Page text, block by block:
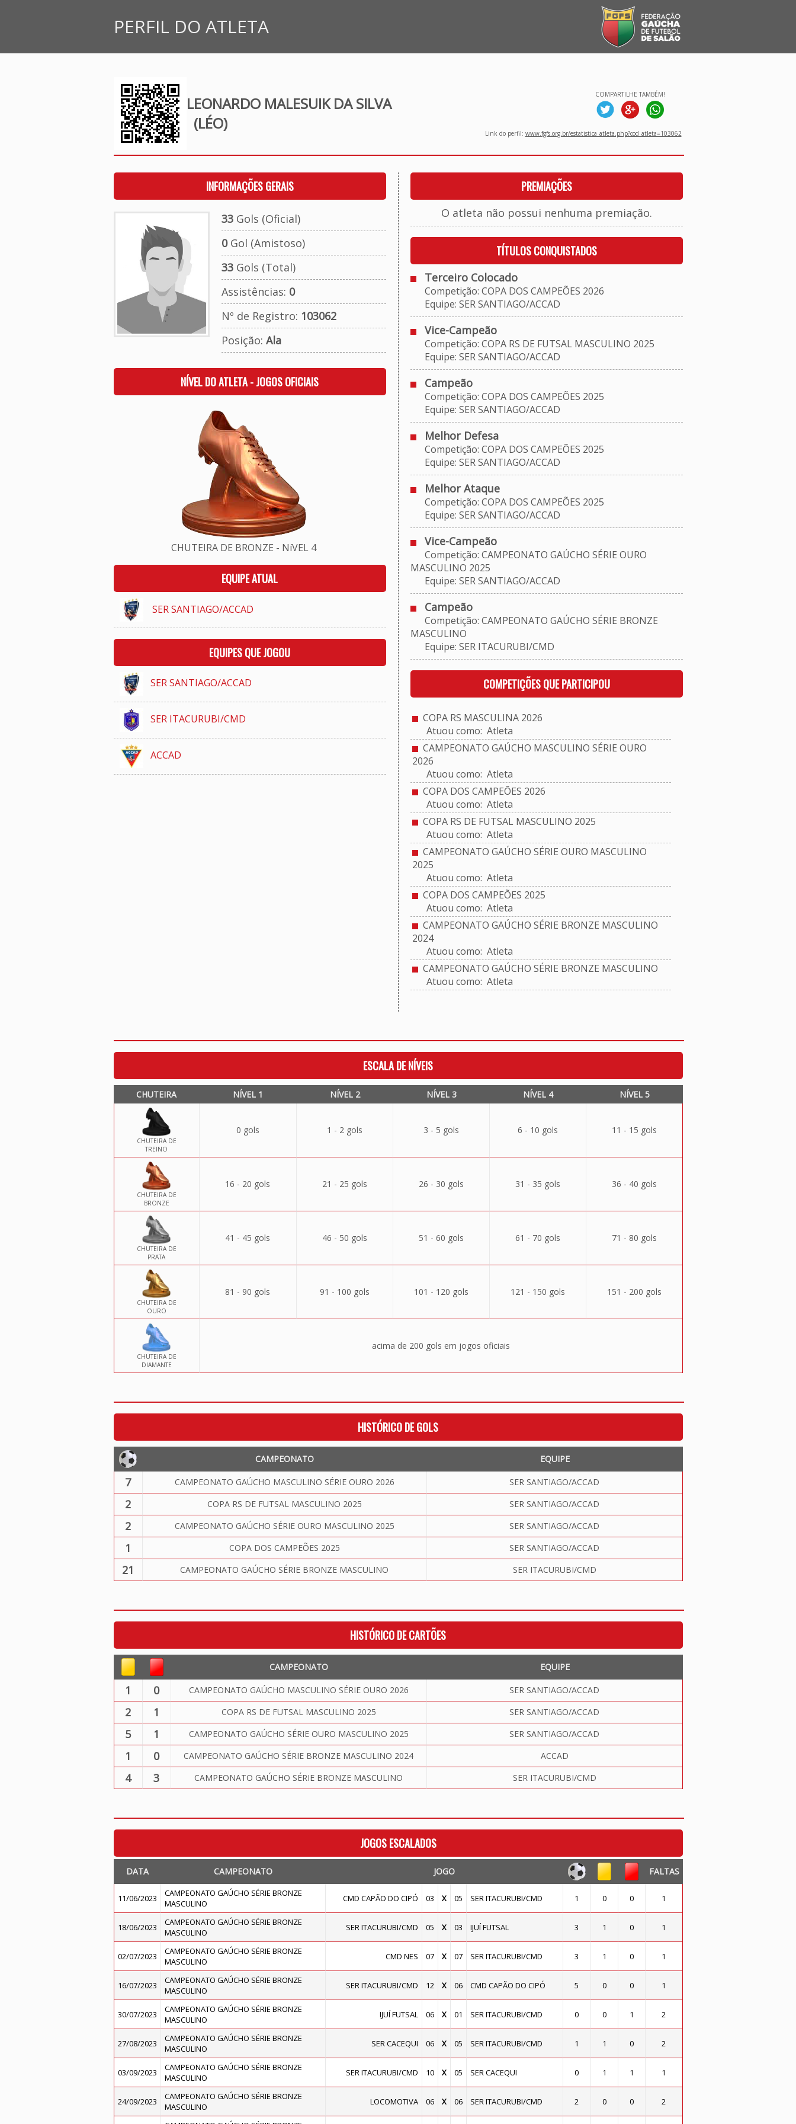
PERFIL DO ATLETA
LEONARDO MALESUIK DA SILVA
(LÉO)
COMPARTILHE TAMBÉM!
Link do perfil: www.fgfs.org.br/estatistica_atleta.php?cod_atleta=103062
INFORMAÇÕES GERAIS
33Gols (Oficial)
0Gol (Amistoso)
33Gols (Total)
Assistências: 0
Nº de Registro: 103062
Posição: Ala
NÍVEL DO ATLETA - JOGOS OFICIAIS
CHUTEIRA DE BRONZE - NíVEL 4
EQUIPE ATUAL
SER SANTIAGO/ACCAD
EQUIPES QUE JOGOU
SER SANTIAGO/ACCAD
SER ITACURUBI/CMD
ACCAD
PREMIAÇÕES
O atleta não possui nenhuma premiação.
TÍTULOS CONQUISTADOS
Terceiro Colocado
Competição: COPA DOS CAMPEÕES 2026
Equipe: SER SANTIAGO/ACCAD
Vice-Campeão
Competição: COPA RS DE FUTSAL MASCULINO 2025
Equipe: SER SANTIAGO/ACCAD
Campeão
Competição: COPA DOS CAMPEÕES 2025
Equipe: SER SANTIAGO/ACCAD
Melhor Defesa
Competição: COPA DOS CAMPEÕES 2025
Equipe: SER SANTIAGO/ACCAD
Melhor Ataque
Competição: COPA DOS CAMPEÕES 2025
Equipe: SER SANTIAGO/ACCAD
Vice-Campeão
Competição: CAMPEONATO GAÚCHO SÉRIE OURO
MASCULINO 2025
Equipe: SER SANTIAGO/ACCAD
Campeão
Competição: CAMPEONATO GAÚCHO SÉRIE BRONZE
MASCULINO
Equipe: SER ITACURUBI/CMD
COMPETIÇÕES QUE PARTICIPOU
COPA RS MASCULINA 2026
Atuou como: Atleta
CAMPEONATO GAÚCHO MASCULINO SÉRIE OURO
2026
Atuou como: Atleta
COPA DOS CAMPEÕES 2026
Atuou como: Atleta
COPA RS DE FUTSAL MASCULINO 2025
Atuou como: Atleta
CAMPEONATO GAÚCHO SÉRIE OURO MASCULINO
2025
Atuou como: Atleta
COPA DOS CAMPEÕES 2025
Atuou como: Atleta
CAMPEONATO GAÚCHO SÉRIE BRONZE MASCULINO
2024
Atuou como: Atleta
CAMPEONATO GAÚCHO SÉRIE BRONZE MASCULINO
Atuou como: Atleta
ESCALA DE NÍVEIS
CHUTEIRA NÍVEL 1 NÍVEL 2 NÍVEL 3 NÍVEL 4 NÍVEL 5
CHUTEIRA DE
TREINO
0 gols 1 - 2 gols 3 - 5 gols 6 - 10 gols 11 - 15 gols
CHUTEIRA DE
BRONZE
16 - 20 gols 21 - 25 gols 26 - 30 gols 31 - 35 gols 36 - 40 gols
CHUTEIRA DE
PRATA
41 - 45 gols 46 - 50 gols 51 - 60 gols 61 - 70 gols 71 - 80 gols
CHUTEIRA DE
OURO
81 - 90 gols 91 - 100 gols 101 - 120 gols 121 - 150 gols 151 - 200 gols
CHUTEIRA DE
DIAMANTE
acima de 200 gols em jogos oficiais
HISTÓRICO DE GOLS
CAMPEONATO EQUIPE
7 CAMPEONATO GAÚCHO MASCULINO SÉRIE OURO 2026 SER SANTIAGO/ACCAD
2 COPA RS DE FUTSAL MASCULINO 2025 SER SANTIAGO/ACCAD
2 CAMPEONATO GAÚCHO SÉRIE OURO MASCULINO 2025 SER SANTIAGO/ACCAD
1 COPA DOS CAMPEÕES 2025 SER SANTIAGO/ACCAD
21 CAMPEONATO GAÚCHO SÉRIE BRONZE MASCULINO SER ITACURUBI/CMD
HISTÓRICO DE CARTÕES
CAMPEONATO EQUIPE
1 0 CAMPEONATO GAÚCHO MASCULINO SÉRIE OURO 2026 SER SANTIAGO/ACCAD
2 1 COPA RS DE FUTSAL MASCULINO 2025 SER SANTIAGO/ACCAD
5 1 CAMPEONATO GAÚCHO SÉRIE OURO MASCULINO 2025 SER SANTIAGO/ACCAD
1 0 CAMPEONATO GAÚCHO SÉRIE BRONZE MASCULINO 2024 ACCAD
4 3 CAMPEONATO GAÚCHO SÉRIE BRONZE MASCULINO SER ITACURUBI/CMD
JOGOS ESCALADOS
DATA CAMPEONATO JOGO FALTAS
11/06/2023
CAMPEONATO GAÚCHO SÉRIE BRONZE
MASCULINO
CMD CAPÃO DO CIPÓ 03 X 05 SER ITACURUBI/CMD 1 0 0 1
18/06/2023
CAMPEONATO GAÚCHO SÉRIE BRONZE
MASCULINO
SER ITACURUBI/CMD 05 X 03 IJUÍ FUTSAL 3 1 0 1
02/07/2023
CAMPEONATO GAÚCHO SÉRIE BRONZE
MASCULINO
CMD NES 07 X 07 SER ITACURUBI/CMD 3 1 0 1
16/07/2023
CAMPEONATO GAÚCHO SÉRIE BRONZE
MASCULINO
SER ITACURUBI/CMD 12 X 06 CMD CAPÃO DO CIPÓ 5 0 0 1
30/07/2023
CAMPEONATO GAÚCHO SÉRIE BRONZE
MASCULINO
IJUÍ FUTSAL 06 X 01 SER ITACURUBI/CMD 0 0 1 2
27/08/2023
CAMPEONATO GAÚCHO SÉRIE BRONZE
MASCULINO
SER CACEQUI 06 X 05 SER ITACURUBI/CMD 1 1 0 2
03/09/2023
CAMPEONATO GAÚCHO SÉRIE BRONZE
MASCULINO
SER ITACURUBI/CMD 10 X 05 SER CACEQUI 0 1 1 1
24/09/2023
CAMPEONATO GAÚCHO SÉRIE BRONZE
MASCULINO
LOCOMOTIVA 06 X 06 SER ITACURUBI/CMD 2 0 0 2